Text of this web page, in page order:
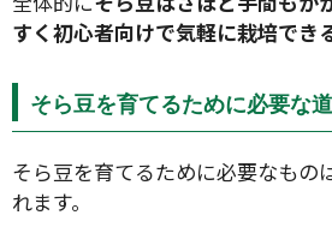
すく初心者向けで気軽に栽培でき
そら豆を育てるために必要な
そら豆を育てるために必要なもの
れます。